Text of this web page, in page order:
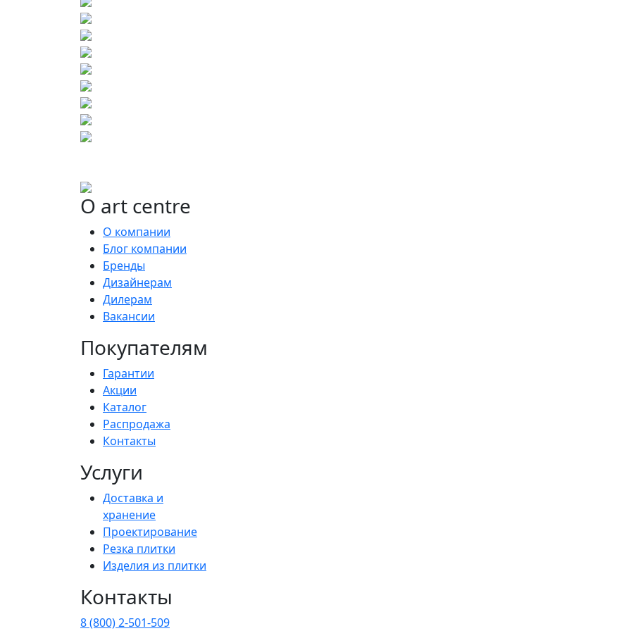
О art centre
О компании
Блог компании
Бренды
Дизайнерам
Дилерам
Вакансии
Покупателям
Гарантии
Акции
Каталог
Распродажа
Контакты
Услуги
Доставка и
хранение
Проектирование
Резка плитки
Изделия из плитки
Контакты
8 (800) 2-501-509